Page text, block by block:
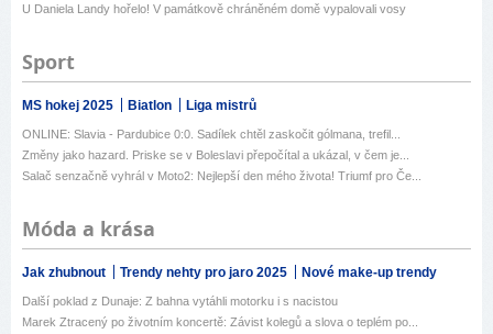
U Daniela Landy hořelo! V památkově chráněném domě vypalovali vosy
Sport
MS hokej 2025 Biatlon Liga mistrů
ONLINE: Slavia - Pardubice 0:0. Sadílek chtěl zaskočit gólmana, trefil...
Změny jako hazard. Priske se v Boleslavi přepočítal a ukázal, v čem je...
Salač senzačně vyhrál v Moto2: Nejlepší den mého života! Triumf pro Če...
Móda a krása
Jak zhubnout Trendy nehty pro jaro 2025 Nové make-up trendy
Další poklad z Dunaje: Z bahna vytáhli motorku i s nacistou
Marek Ztracený po životním koncertě: Závist kolegů a slova o teplém po...